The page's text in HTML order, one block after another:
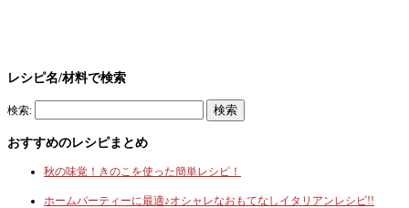
レシピ名/材料で検索
検索:
おすすめのレシピまとめ
秋の味覚！きのこを使った簡単レシピ！
ホームパーティーに最適♪オシャレなおもてなしイタリアンレシピ!!